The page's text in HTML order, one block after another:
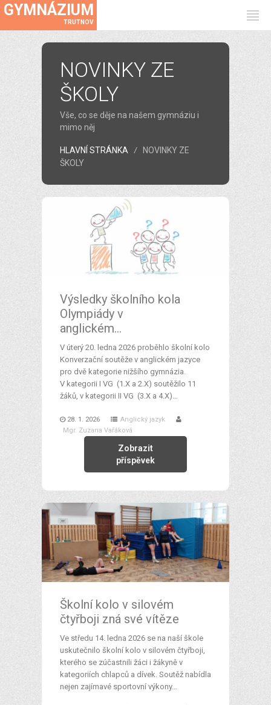
GYMNÁZIUM
TRUTNOV
NOVINKY ZE
ŠKOLY
Vše, co se děje na našem gymnáziu i
mimo něj
HLAVNÍ STRÁNKA
NOVINKY ZE
ŠKOLY
Výsledky školního kola
Olympiády v
anglickém…
V úterý 20. ledna 2026 proběhlo školní kolo
Konverzační soutěže v anglickém jazyce
pro dvě kategorie nižšího gymnázia.
V kategorii I VG (1.X a 2.X) soutěžilo 11
žáků, v kategorii II VG (3.X a 4.X)…
28. 1. 2026
Anglický jazyk
Mgr. Zuzana Vařáková
Zobrazit
příspěvek
Školní kolo v silovém
čtyřboji zná své vítěze
Ve středu 14. ledna 2026 se na naší škole
uskutečnilo školní kolo v silovém čtyřboji,
kterého se zúčastnili žáci i žákyně v
kategoriích chlapců a dívek. Soutěž nabídla
nejen zajímavé sportovní výkony…